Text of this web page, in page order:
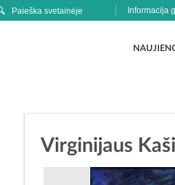
Informacija
Virginijaus